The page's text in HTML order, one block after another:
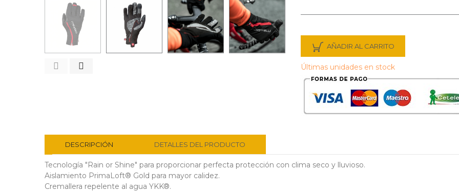
AÑADIR AL CARRITO
Últimas unidades en stock
DESCRIPCIÓN DETALLES DEL PRODUCTO
Tecnología "Rain or Shine" para proporcionar perfecta protección con clima seco y lluvioso.
Aislamiento PrimaLoft® Gold para mayor calidez.
Cremallera repelente al agua YKK®.